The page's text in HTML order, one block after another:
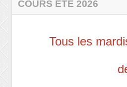
COURS ÉTÉ 2026
Tous les